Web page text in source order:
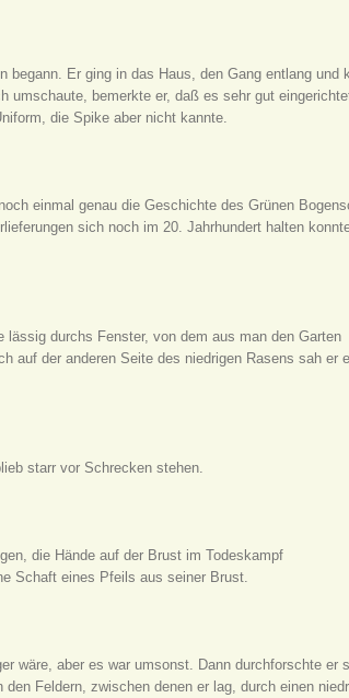
begann. Er ging in das Haus, den Gang entlang und
bemerkte er, daß es sehr gut
die Spike aber nicht kannte.
einmal genau die Geschichte des Grünen
sich noch im 20. Jahrhundert halten
durchs Fenster, von dem aus man den Garten
auf der anderen Seite des niedrigen Rasens sah er
starr vor Schrecken stehen.
die Hände auf der Brust im Todeskampf
Schaft eines Pfeils aus seiner Brust.
wäre, aber es war umsonst. Dann durchforschte er
Feldern, zwischen denen er lag, durch einen